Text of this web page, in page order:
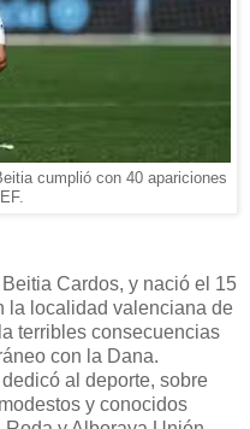
cumplió con 40 apariciones
Cardos, y nació el 15
la localidad valenciana de
terribles consecuencias
con la Dana.
al deporte, sobre
y conocidos